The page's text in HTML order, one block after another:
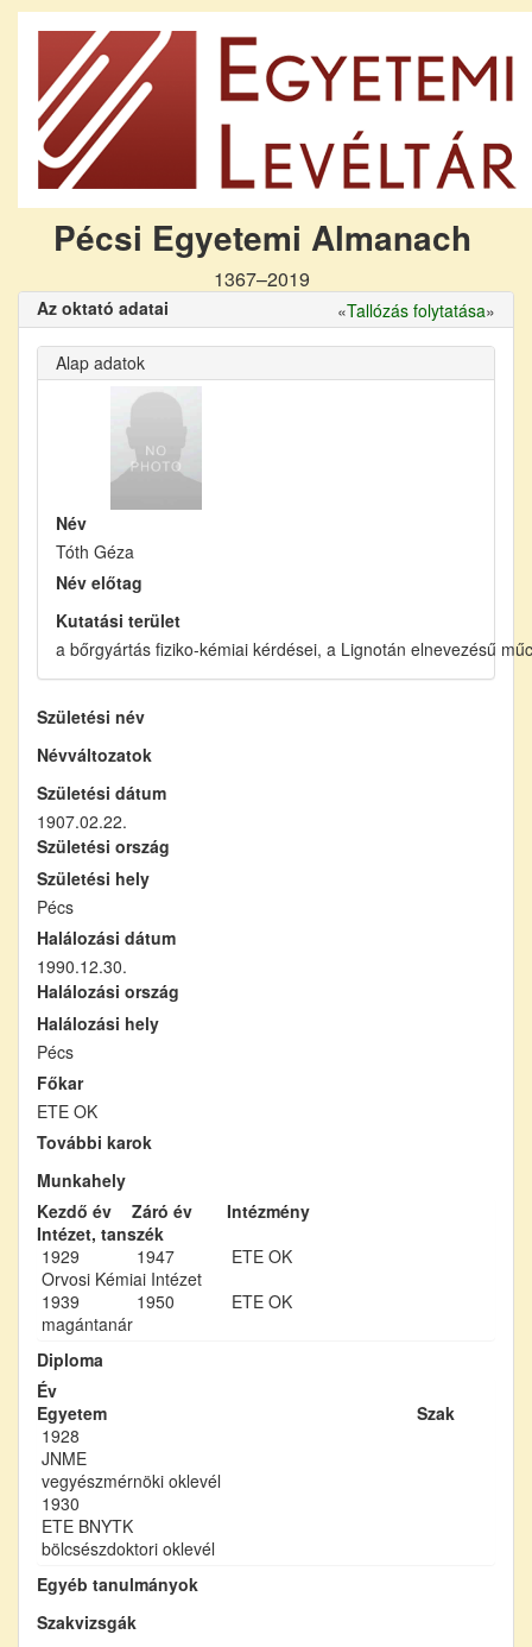
Pécsi Egyetemi Almanach
1367–2019
Az oktató adatai «Tallózás folytatása»
Alap adatok
Név
Tóth Géza
Név előtag
Kutatási terület
a bőrgyártás fiziko-kémiai kérdései, a Lignotán elnevezésű
Születési név
Névváltozatok
Születési dátum
1907.02.22.
Születési ország
Születési hely
Pécs
Halálozási dátum
1990.12.30.
Halálozási ország
Halálozási hely
Pécs
Főkar
ETE OK
További karok
Munkahely
Kezdő év
Záró év
Intézmény
Intézet, tanszék
1929
1947
ETE OK
Orvosi Kémiai Intézet
1939
1950
ETE OK
magántanár
Diploma
Év
Egyetem
Szak
1928
JNME
vegyészmérnöki oklevél
1930
ETE BNYTK
bölcsészdoktori oklevél
Egyéb tanulmányok
Szakvizsgák